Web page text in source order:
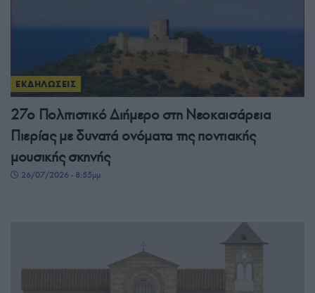
ΕΚΔΗΛΩΣΕΙΣ
27ο Πολιτιστικό Διήμερο στη Νεοκαισάρεια
Πιερίας με δυνατά ονόματα της ποντιακής
μουσικής σκηνής
26/07/2026 - 8:55μμ